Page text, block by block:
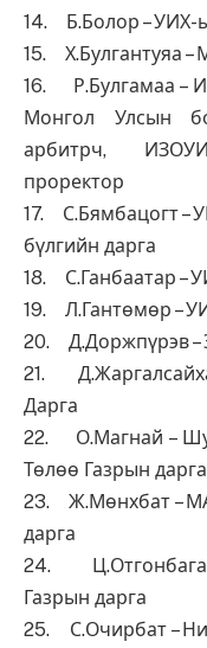
14. Б.Болор – УИХ-
15. Х.Булгантуяа
16. Р.Булгамаа –
Монгол Улсын
арбитрч,
проректор
17. С.Бямбацогт –
бүлгийн дарга
18. С.Ганбаатар –
19. Л.Гантөмөр –
20. Д.Доржпүрэв –
21.
Дарга
22. О.Магнай –
Төлөө Газрын дарга
23. Ж.Мөнхбат –
дарга
24.
Газрын дарга
25. С.Очирбат –